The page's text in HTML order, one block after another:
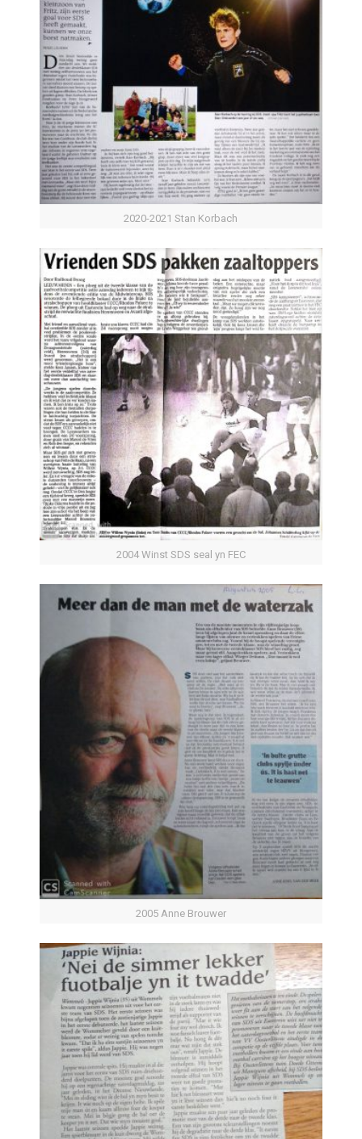
2020-2021 Stan Korbach
2004 Winst SDS seal yn FEC
2005 Anne Brouwer